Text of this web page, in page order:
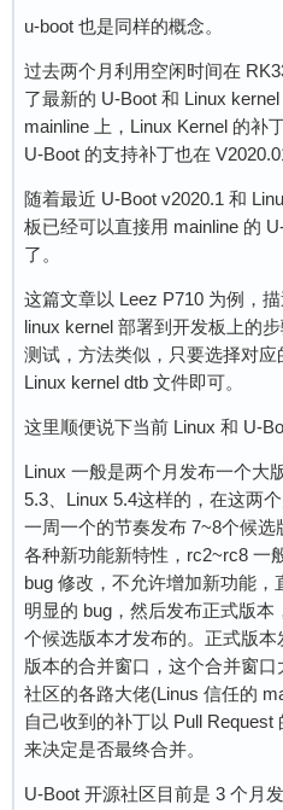
u-boot 也是同样的概念。
过去两个月利用空闲时间在
了最新的 U-Boot 和 Linux
mainline 上，Linux Kernel 的补
U-Boot 的支持补丁也在
随着最近 U-Boot v2020.1 和
板已经可以直接用 mainline 的
了。
这篇文章以 Leez P710 为例，
linux kernel 部署到开发板上的
测试，方法类似，只要选择对应
Linux kernel dtb 文件即可。
这里顺便说下当前 Linux 和 U-
Linux 一般是两个月发布一个大
5.3、Linux 5.4这样的，在这两
一周一个的节奏发布 7~8个候
各种新功能新特性，rc2~rc8 一
bug 修改，不允许增加新功能
明显的 bug，然后发布正式版
个候选版本才发布的。正式版
版本的合并窗口，这个合并窗
社区的各路大佬(Linus 信任的
自己收到的补丁以 Pull Request
来决定是否最终合并。
U-Boot 开源社区目前是 3 个月